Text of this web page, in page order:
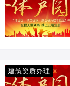
建筑资质办理